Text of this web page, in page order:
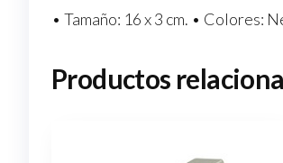
• Tamaño: 16 x 3 cm. • Colores:
Productos